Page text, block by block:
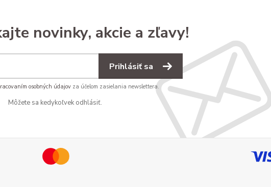
novinky, akcie a zľavy!
Prihlásiť sa
osobných údajov za účelom zasielania newslettera.
Môžete sa kedykoľvek odhlásiť.